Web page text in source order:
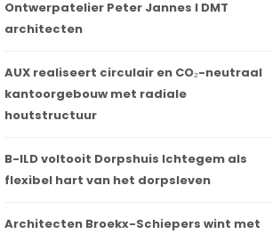
Ontwerpatelier Peter Jannes I DMT
architecten
AUX realiseert circulair en CO₂-neutraal
kantoorgebouw met radiale
houtstructuur
B-ILD voltooit Dorpshuis Ichtegem als
flexibel hart van het dorpsleven
Architecten Broekx-Schiepers wint met